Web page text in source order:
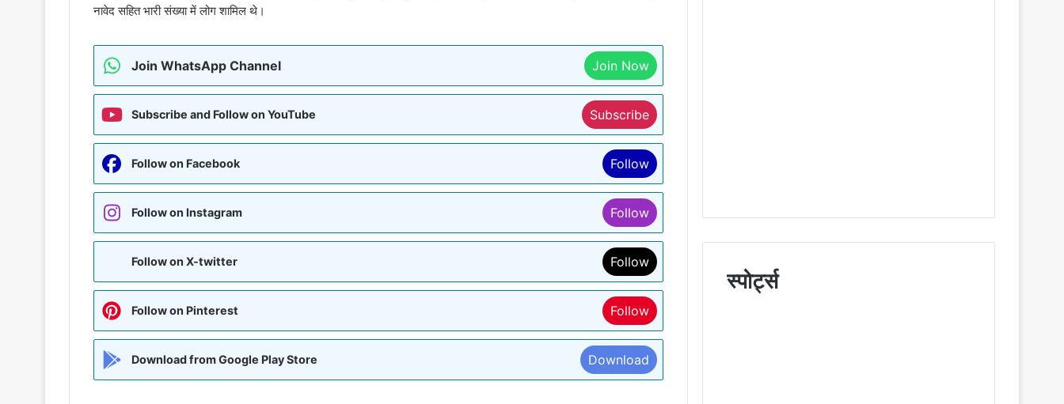
नावेद सहित भारी संख्या में लोग शामिल थे।
Join WhatsApp Channel Join Now
Subscribe and Follow on YouTube Subscribe
Follow on Facebook Follow
Follow on Instagram Follow
Follow on X-twitter Follow
Follow on Pinterest Follow
Download from Google Play Store Download
स्पोर्ट्स